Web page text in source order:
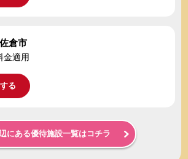
倉市
金適用
る
にある優待施設一覧はコチラ